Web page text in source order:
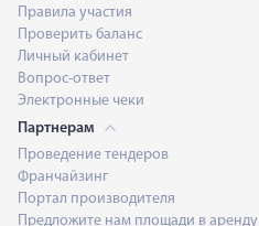
Правила участия
Проверить баланс
Личный кабинет
Вопрос-ответ
Электронные чеки
Партнерам
Проведение тендеров
Франчайзинг
Портал производителя
Предложите нам площади в аренду